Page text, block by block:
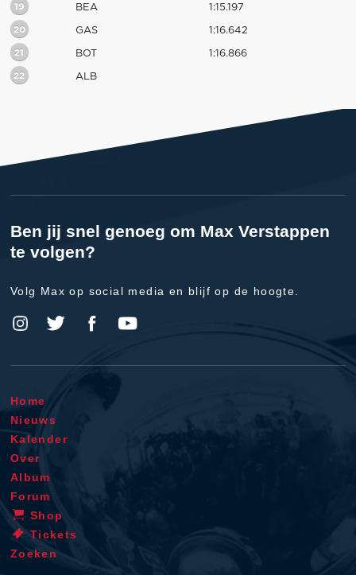
19 BEA 1:15.197
20 GAS 1:16.642
21 BOT 1:16.866
22 ALB
Ben jij snel genoeg om Max Verstappen
te volgen?
Volg Max op social media en blijf op de hoogte.
Home
Nieuws
Kalender
Over
Album
Forum
Shop
Tickets
Zoeken